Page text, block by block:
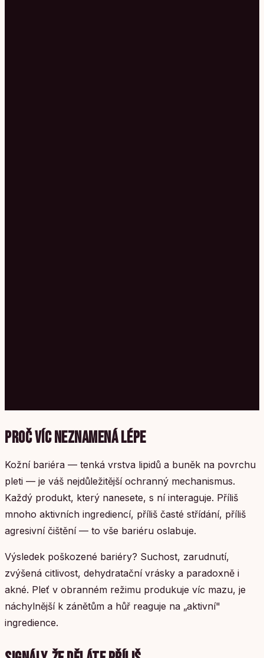
PROČ VÍC NEZNAMENÁ LÉPE
Kožní bariéra — tenká vrstva lipidů a buněk na povrchu
pleti — je váš nejdůležitější ochranný mechanismus.
Každý produkt, který nanesete, s ní interaguje. Příliš
mnoho aktivních ingrediencí, příliš časté střídání, příliš
agresivní čištění — to vše bariéru oslabuje.
Výsledek poškozené bariéry? Suchost, zarudnutí,
zvýšená citlivost, dehydratační vrásky a paradoxně i
akné. Pleť v obranném režimu produkuje víc mazu, je
náchylnější k zánětům a hůř reaguje na „aktivní"
ingredience.